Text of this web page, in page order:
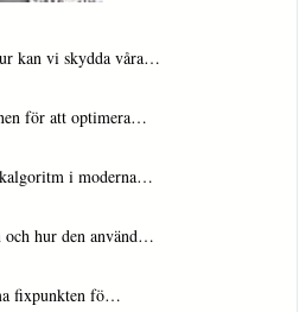
kan vi skydda våra…
för att optimera…
i moderna…
hur den använd…
fixpunkten fö…